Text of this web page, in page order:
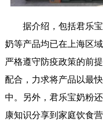
据介绍，包括君乐
奶等产品均已在上海区
严格遵守防疫政策的前
配合，力求将产品以最
中。另外，君乐宝奶粉
康知识分享到家庭饮食